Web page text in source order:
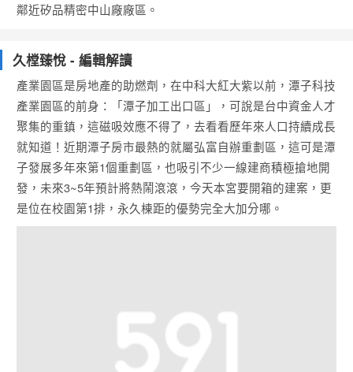
鄰近矽品精密中山廠廠區。
久樘臻悅 - 編輯解讀
產業園區是房地產的助燃劑，在中科大紅大紫以前，潭子科技
產業園區的前身：「潭子加工出口區」，可說是台中資金人才
聚集的重鎮，這磁吸效應不得了，去看看歷年來人口持續成長
就知道！近期潭子房市最熱的就屬弘富自辦重劃區，這可是潭
子發展多年來第1個重劃區，也吸引不少一線建商積極搶地開
發，未來3~5年預計將熱鬧滾滾，今天本宮要開箱的建案，更
是位在校園第1排，永久棟距的優勢完全大加分哪。